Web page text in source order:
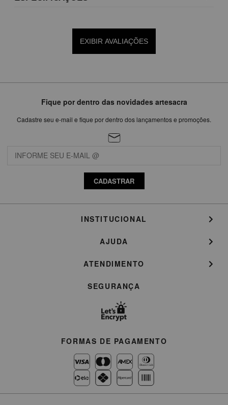
EXIBIR AVALIAÇÕES
Fique por dentro das novidades artesacra
Cadastre seu e-mail e fique por dentro dos lançamentos e promoções.
CADASTRAR
INSTITUCIONAL
AJUDA
ATENDIMENTO
SEGURANÇA
FORMAS DE PAGAMENTO